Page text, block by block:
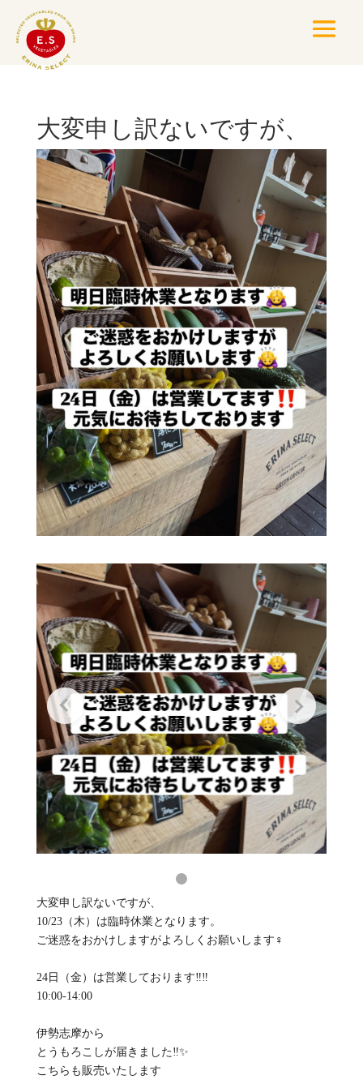
大変申し訳ないですが、
大変申し訳ないですが、
10/23（木）は臨時休業となります。
ご迷惑をおかけしますがよろしくお願いします‍♀️
24日（金）は営業しております‼️‼️
10:00-14:00
伊勢志摩から
とうもろこしが届きました‼️✨
こちらも販売いたします